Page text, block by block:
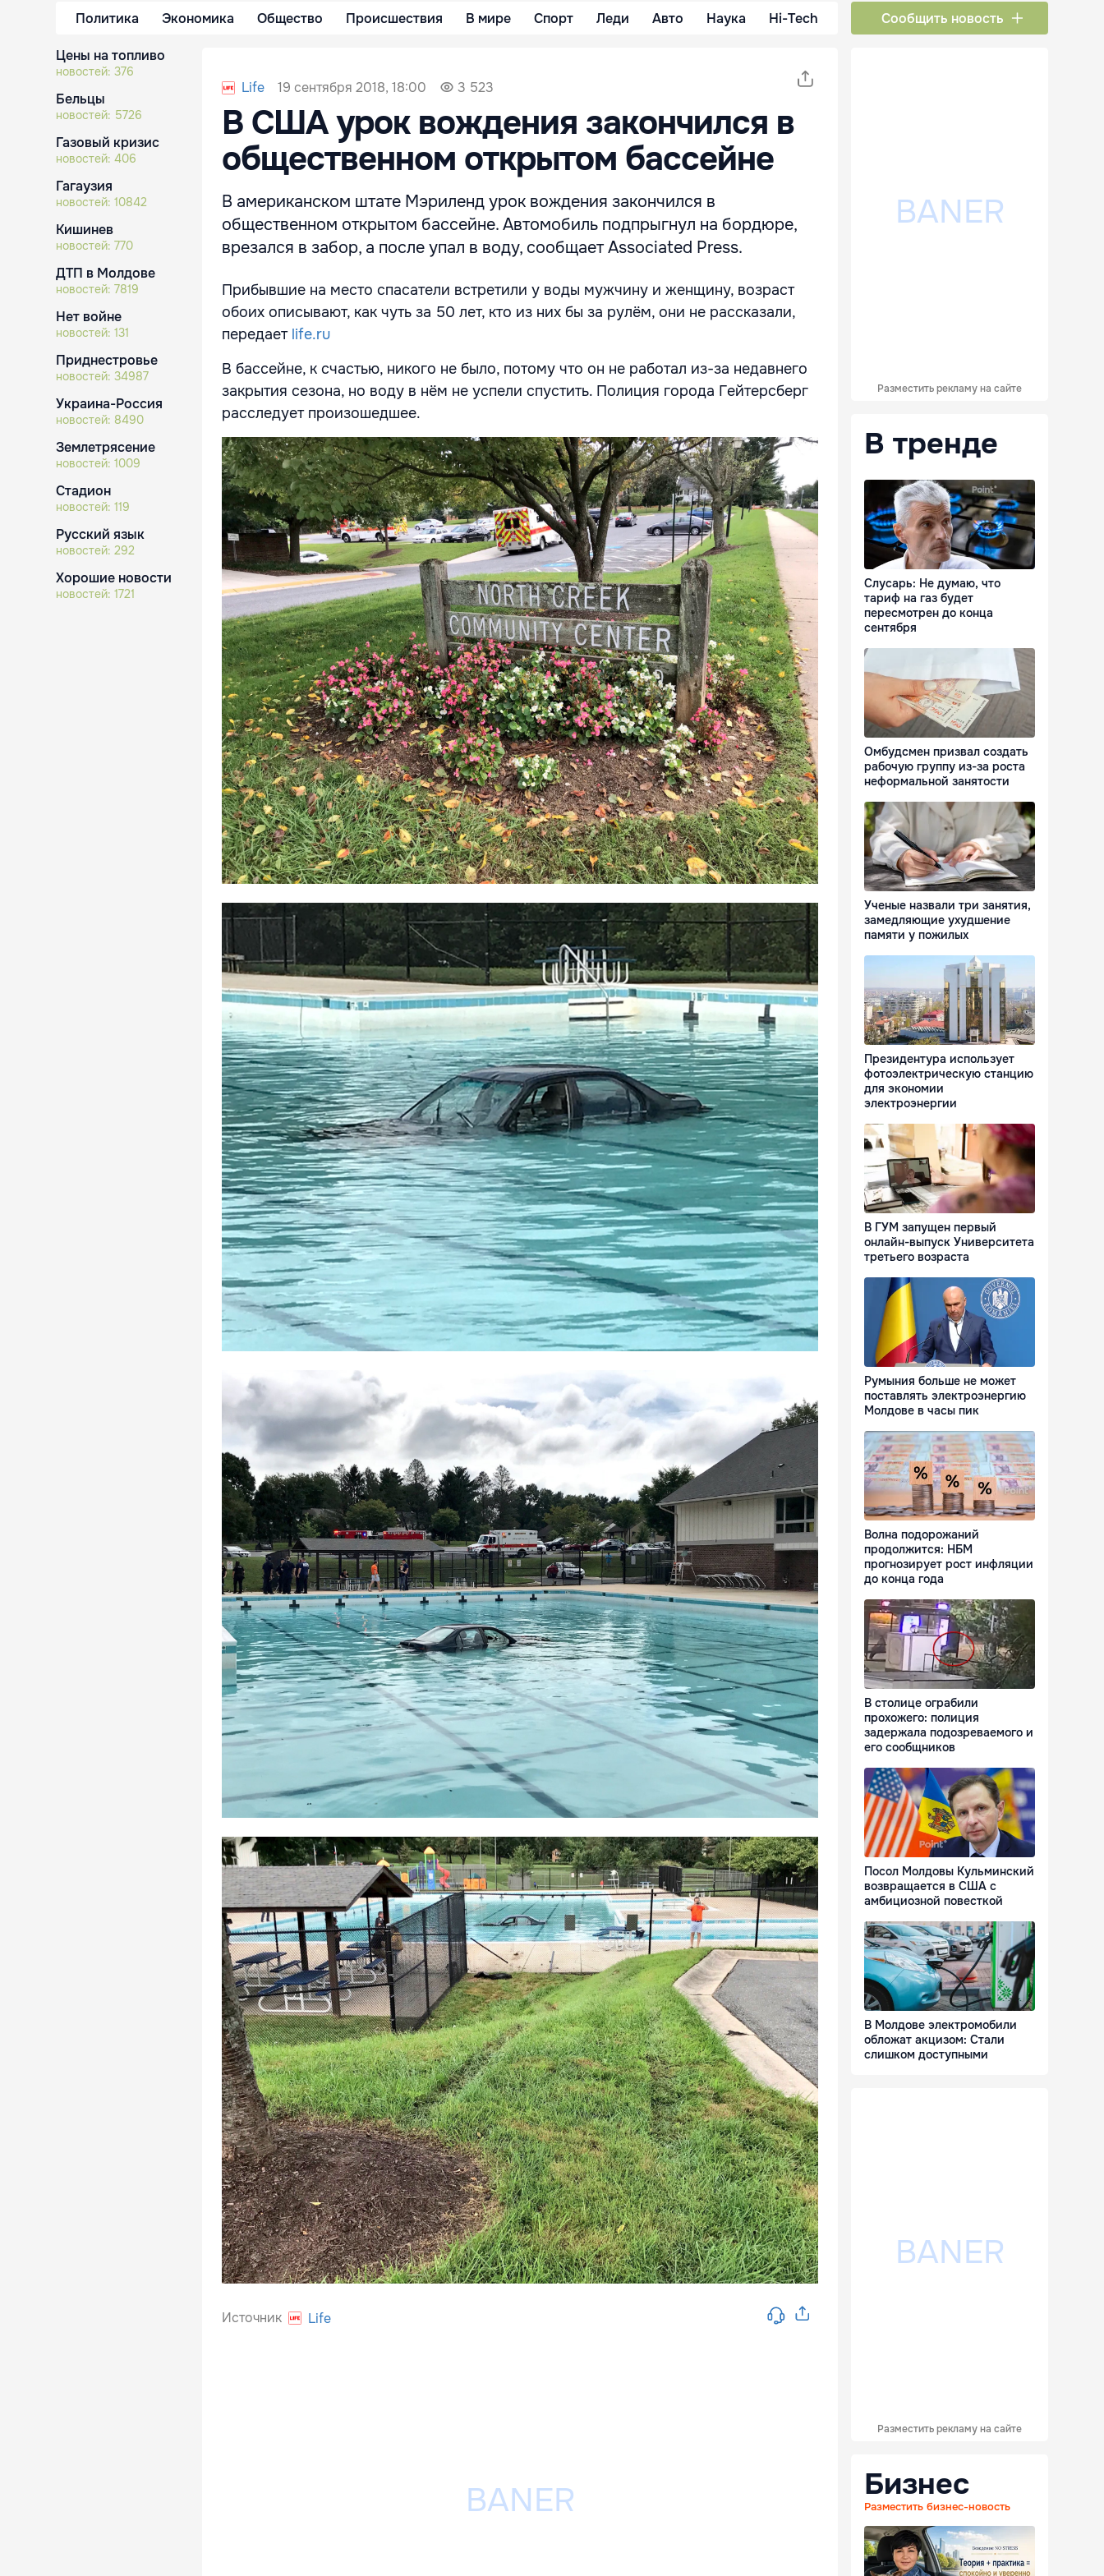
Политика Экономика Общество Происшествия В мире Спорт Леди Авто Наука Hi-Tech Сообщить новость
Цены на топливо
новостей: 376
Бельцы
новостей: 5726
Газовый кризис
новостей: 406
Гагаузия
новостей: 10842
Кишинев
новостей: 770
ДТП в Молдове
новостей: 7819
Нет войне
новостей: 131
Приднестровье
новостей: 34987
Украина-Россия
новостей: 8490
Землетрясение
новостей: 1009
Стадион
новостей: 119
Русский язык
новостей: 292
Хорошие новости
новостей: 1721
Life 19 сентября 2018, 18:00 3 523
В США урок вождения закончился в
общественном открытом бассейне
В американском штате Мэриленд урок вождения закончился в
общественном открытом бассейне. Автомобиль подпрыгнул на бордюре,
врезался в забор, а после упал в воду, сообщает Associated Press.
Прибывшие на место спасатели встретили у воды мужчину и женщину, возраст
обоих описывают, как чуть за 50 лет, кто из них бы за рулём, они не рассказали,
передает life.ru
В бассейне, к счастью, никого не было, потому что он не работал из-за недавнего
закрытия сезона, но воду в нём не успели спустить. Полиция города Гейтерсберг
расследует произошедшее.
Источник Life
Разместить рекламу на сайте
В тренде
Слусарь: Не думаю, что
тариф на газ будет
пересмотрен до конца
сентября
Омбудсмен призвал создать
рабочую группу из-за роста
неформальной занятости
Ученые назвали три занятия,
замедляющие ухудшение
памяти у пожилых
Президентура использует
фотоэлектрическую станцию
для экономии
электроэнергии
В ГУМ запущен первый
онлайн-выпуск Университета
третьего возраста
Румыния больше не может
поставлять электроэнергию
Молдове в часы пик
Волна подорожаний
продолжится: НБМ
прогнозирует рост инфляции
до конца года
В столице ограбили
прохожего: полиция
задержала подозреваемого и
его сообщников
Посол Молдовы Кульминский
возвращается в США с
амбициозной повесткой
В Молдове электромобили
обложат акцизом: Стали
слишком доступными
Разместить рекламу на сайте
Бизнес
Разместить бизнес-новость